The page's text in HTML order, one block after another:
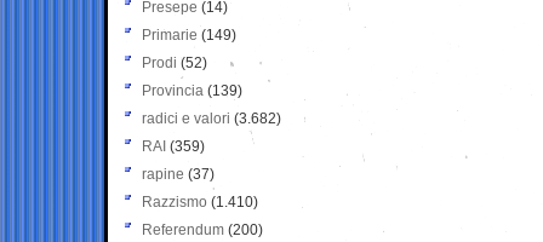
Presepe (14)
Primarie (149)
Prodi (52)
Provincia (139)
radici e valori (3.682)
RAI (359)
rapine (37)
Razzismo (1.410)
Referendum (200)